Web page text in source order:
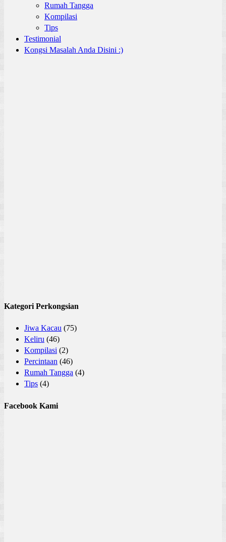
Rumah Tangga
Kompilasi
Tips
Testimonial
Kongsi Masalah Anda Disini :)
Kategori Perkongsian
Jiwa Kacau (75)
Keliru (46)
Kompilasi (2)
Percintaan (46)
Rumah Tangga (4)
Tips (4)
Facebook Kami